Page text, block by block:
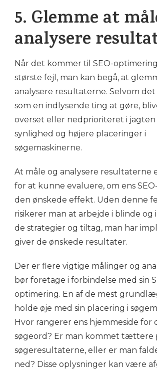
5. Glemme at
analysere
Når det kommer til SEO-
største fejl, man kan begå, at
analysere resultaterne. Selvom
som en indlysende ting at gøre,
overset eller nedprioriteret i jagten
synlighed og højere placeringer i
søgemaskinerne.
At måle og analysere resultaterne
for at kunne evaluere, om ens
den ønskede effekt. Uden denne
risikerer man at arbejde i blinde og
de strategier og tiltag, man har
giver de ønskede resultater.
Der er flere vigtige målinger og
bør foretage i forbindelse med sin
optimering. En af de mest
holde øje med sin placering i
Hvor rangerer ens hjemmeside for
søgeord? Er man kommet tættere
søgeresultaterne, eller er man
ned? Disse oplysninger kan være